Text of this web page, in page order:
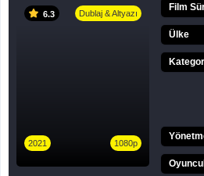
6.3 Dublaj & Altyazı
2021 1080p
Film
Ülke